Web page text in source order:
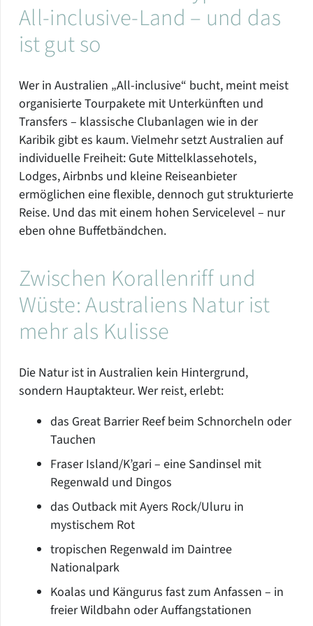
All-inclusive-Land – und das
ist gut so
Wer in Australien „All-inclusive“ bucht, meint meist
organisierte Tourpakete mit Unterkünften und
Transfers – klassische Clubanlagen wie in der
Karibik gibt es kaum. Vielmehr setzt Australien auf
individuelle Freiheit: Gute Mittelklassehotels,
Lodges, Airbnbs und kleine Reiseanbieter
ermöglichen eine flexible, dennoch gut strukturierte
Reise. Und das mit einem hohen Servicelevel – nur
eben ohne Buffetbändchen.
Zwischen Korallenriff und
Wüste: Australiens Natur ist
mehr als Kulisse
Die Natur ist in Australien kein Hintergrund,
sondern Hauptakteur. Wer reist, erlebt:
das Great Barrier Reef beim Schnorcheln oder
Tauchen
Fraser Island/K’gari – eine Sandinsel mit
Regenwald und Dingos
das Outback mit Ayers Rock/Uluru in
mystischem Rot
tropischen Regenwald im Daintree
Nationalpark
Koalas und Kängurus fast zum Anfassen – in
freier Wildbahn oder Auffangstationen